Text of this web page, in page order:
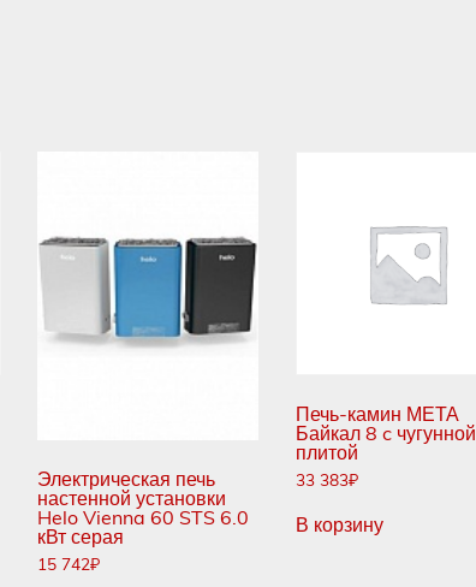
Электрическая печь
настенной установки
Helo Vienna 60 STS 6.0
кВт серая
15 742₽
Печь-камин МЕТА
Байкал 8 c чугунной
плитой
33 383₽
В корзину